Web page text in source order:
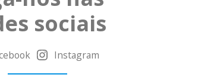
sociais
Instagram